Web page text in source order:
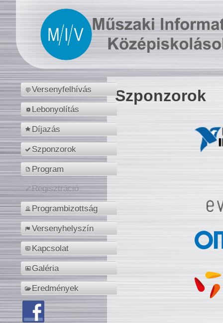
Versenyfelhívás
Lebonyolítás
Díjazás
Szponzorok
Program
Regisztráció
Programbizottság
Versenyhelyszín
Kapcsolat
Galéria
Eredmények
Szponzorok